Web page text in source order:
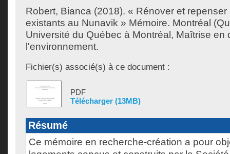
Robert, Bianca (2018). « Rénover et
existants au Nunavik » Mémoire. Montréal
Université du Québec à Montréal, Maîtrise en
l'environnement.
Fichier(s) associé(s) à ce document :
PDF
Télécharger (13MB)
Résumé
Ce mémoire en recherche-création a pour